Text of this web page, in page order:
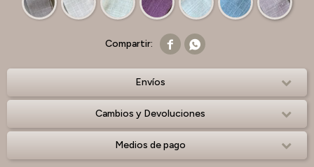
 
Envíos
Cambios y Devoluciones
Medios de pago